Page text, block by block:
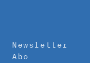
Newsletter
Abo